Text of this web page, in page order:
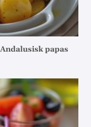
papas